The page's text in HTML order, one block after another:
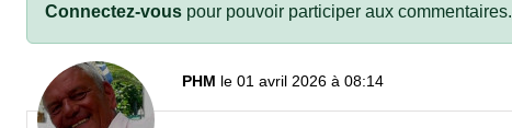
Connectez-vous pour pouvoir participer aux commentaires.
PHM le 01 avril 2026 à 08:14